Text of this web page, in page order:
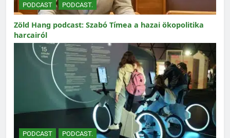
PODCAST PODCAST.
Zöld Hang podcast: Szabó Tímea a hazai ökopolitika
harcairól
PODCAST PODCAST.